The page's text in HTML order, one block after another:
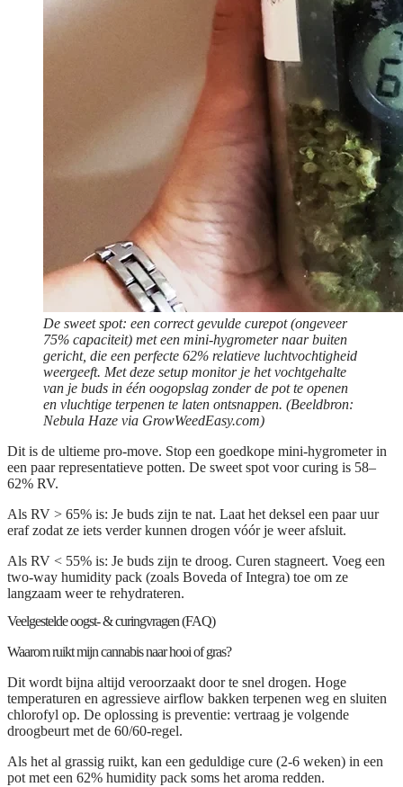
De sweet spot: een correct gevulde curepot (ongeveer
75% capaciteit) met een mini-hygrometer naar buiten
gericht, die een perfecte 62% relatieve luchtvochtigheid
weergeeft. Met deze setup monitor je het vochtgehalte
van je buds in één oogopslag zonder de pot te openen
en vluchtige terpenen te laten ontsnappen. (Beeldbron:
Nebula Haze via GrowWeedEasy.com)
Dit is de ultieme pro-move. Stop een goedkope mini-hygrometer in
een paar representatieve potten. De sweet spot voor curing is 58–
62% RV.
Als RV > 65% is: Je buds zijn te nat. Laat het deksel een paar uur
eraf zodat ze iets verder kunnen drogen vóór je weer afsluit.
Als RV < 55% is: Je buds zijn te droog. Curen stagneert. Voeg een
two-way humidity pack (zoals Boveda of Integra) toe om ze
langzaam weer te rehydrateren.
Veelgestelde oogst- & curingvragen (FAQ)
Waarom ruikt mijn cannabis naar hooi of gras?
Dit wordt bijna altijd veroorzaakt door te snel drogen. Hoge
temperaturen en agressieve airflow bakken terpenen weg en sluiten
chlorofyl op. De oplossing is preventie: vertraag je volgende
droogbeurt met de 60/60-regel.
Als het al grassig ruikt, kan een geduldige cure (2-6 weken) in een
pot met een 62% humidity pack soms het aroma redden.